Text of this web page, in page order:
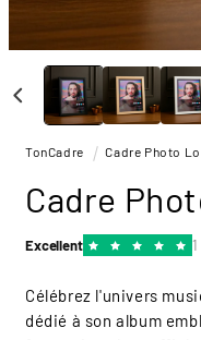
média
fenêtre
TonCadre Cadre Photo
Cadre
Excellent
Célébrez l'univers
dédié à son album